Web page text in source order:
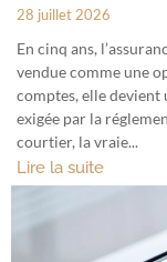
28 juillet 2026
En cinq ans,
vendue comme une
comptes, elle devient
exigée par la
courtier, la vraie...
Lire la suite